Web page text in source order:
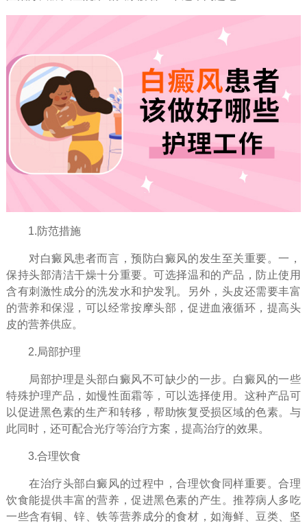
1.防范措施
对白癜风患者而言，预防白癜风的发生至关重要。一，
保持头部清洁干燥十分重要。可选择温和的产品，防止使用
含有刺激性成分的洗发水和护发乳。另外，头皮还需要丰富
的营养和保湿，可以经常按摩头部，促进血液循环，提高头
皮的营养供应。
2.局部护理
局部护理是头部白癜风不可缺少的一步。白癜风的一些
特殊护理产品，如慢性面霜等，可以选择使用。这种产品可
以促进黑色素的生产和转移，帮助恢复受损区域的色素。与
此同时，还可配合光疗等治疗方案，提高治疗的效果。
3.合理饮食
在治疗头部白癜风的过程中，合理饮食同样重要。合理
饮食能提供丰富的营养，促进黑色素的产生。推荐病人多吃
一些含有铜、锌、铁等营养成分的食材，如海鲜、豆类、坚